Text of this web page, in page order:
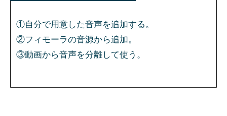
①自分で用意した音声を追加する。
②フィモーラの音源から追加。
③動画から音声を分離して使う。